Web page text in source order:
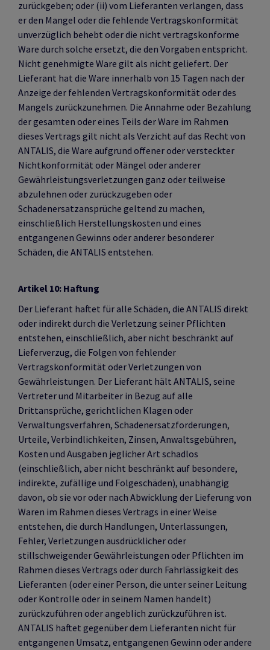
zurückgeben; oder (ii) vom Lieferanten verlangen, dass
er den Mangel oder die fehlende Vertragskonformität
unverzüglich behebt oder die nicht vertragskonforme
Ware durch solche ersetzt, die den Vorgaben entspricht.
Nicht genehmigte Ware gilt als nicht geliefert. Der
Lieferant hat die Ware innerhalb von 15 Tagen nach der
Anzeige der fehlenden Vertragskonformität oder des
Mangels zurückzunehmen. Die Annahme oder Bezahlung
der gesamten oder eines Teils der Ware im Rahmen
dieses Vertrags gilt nicht als Verzicht auf das Recht von
ANTALIS, die Ware aufgrund offener oder versteckter
Nichtkonformität oder Mängel oder anderer
Gewährleistungsverletzungen ganz oder teilweise
abzulehnen oder zurückzugeben oder
Schadenersatzansprüche geltend zu machen,
einschließlich Herstellungskosten und eines
entgangenen Gewinns oder anderer besonderer
Schäden, die ANTALIS entstehen.
Artikel 10: Haftung
Der Lieferant haftet für alle Schäden, die ANTALIS direkt
oder indirekt durch die Verletzung seiner Pflichten
entstehen, einschließlich, aber nicht beschränkt auf
Lieferverzug, die Folgen von fehlender
Vertragskonformität oder Verletzungen von
Gewährleistungen. Der Lieferant hält ANTALIS, seine
Vertreter und Mitarbeiter in Bezug auf alle
Drittansprüche, gerichtlichen Klagen oder
Verwaltungsverfahren, Schadenersatzforderungen,
Urteile, Verbindlichkeiten, Zinsen, Anwaltsgebühren,
Kosten und Ausgaben jeglicher Art schadlos
(einschließlich, aber nicht beschränkt auf besondere,
indirekte, zufällige und Folgeschäden), unabhängig
davon, ob sie vor oder nach Abwicklung der Lieferung von
Waren im Rahmen dieses Vertrags in einer Weise
entstehen, die durch Handlungen, Unterlassungen,
Fehler, Verletzungen ausdrücklicher oder
stillschweigender Gewährleistungen oder Pflichten im
Rahmen dieses Vertrags oder durch Fahrlässigkeit des
Lieferanten (oder einer Person, die unter seiner Leitung
oder Kontrolle oder in seinem Namen handelt)
zurückzuführen oder angeblich zurückzuführen ist.
ANTALIS haftet gegenüber dem Lieferanten nicht für
entgangenen Umsatz, entgangenen Gewinn oder andere